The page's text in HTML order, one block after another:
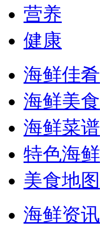
营养
健康
海鲜佳肴
海鲜美食
海鲜菜谱
特色海鲜
美食地图
海鲜资讯